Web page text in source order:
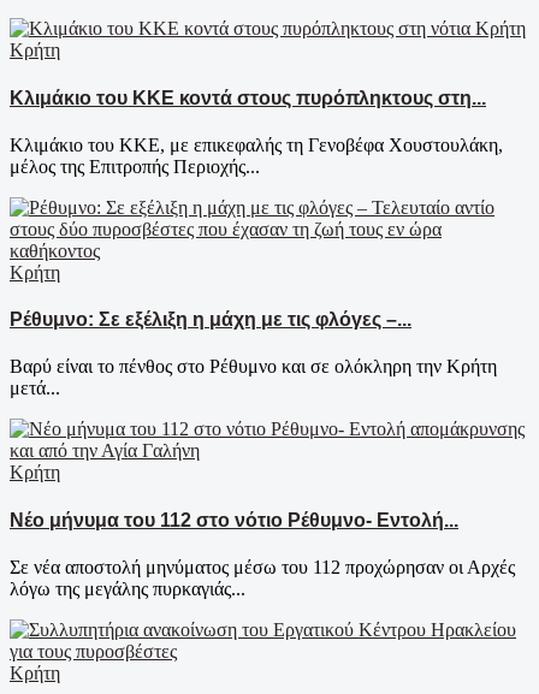
Κρήτη
Κλιμάκιο του ΚΚΕ κοντά στους πυρόπληκτους στη...
Κλιμάκιο του ΚΚΕ, με επικεφαλής τη Γενοβέφα Χουστουλάκη,
μέλος της Επιτροπής Περιοχής...
Κρήτη
Ρέθυμνο: Σε εξέλιξη η μάχη με τις φλόγες –...
Βαρύ είναι το πένθος στο Ρέθυμνο και σε ολόκληρη την Κρήτη
μετά...
Κρήτη
Νέο μήνυμα του 112 στο νότιο Ρέθυμνο- Εντολή...
Σε νέα αποστολή μηνύματος μέσω του 112 προχώρησαν οι Αρχές
λόγω της μεγάλης πυρκαγιάς...
Κρήτη